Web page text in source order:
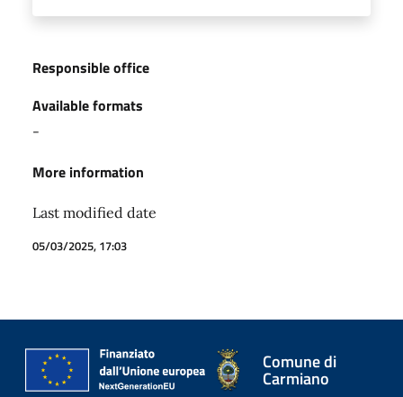
Responsible office
Available formats
-
More information
Last modified date
05/03/2025, 17:03
Comune di
Carmiano